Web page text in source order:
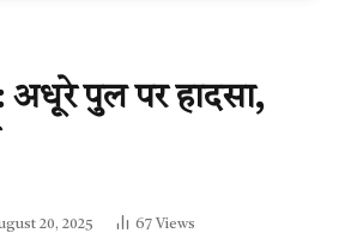
पुल पर हादसा,
20, 2025 67 Views